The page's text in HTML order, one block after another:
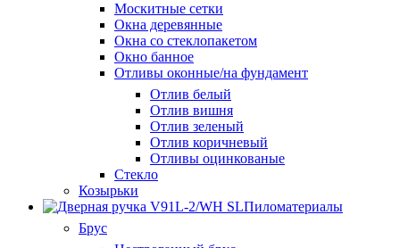
Москитные сетки
Окна деревянные
Окна со стеклопакетом
Окно банное
Отливы оконные/на фундамент
Отлив белый
Отлив вишня
Отлив зеленый
Отлив коричневый
Отливы оцинкованые
Стекло
Козырьки
Пиломатериалы
Брус